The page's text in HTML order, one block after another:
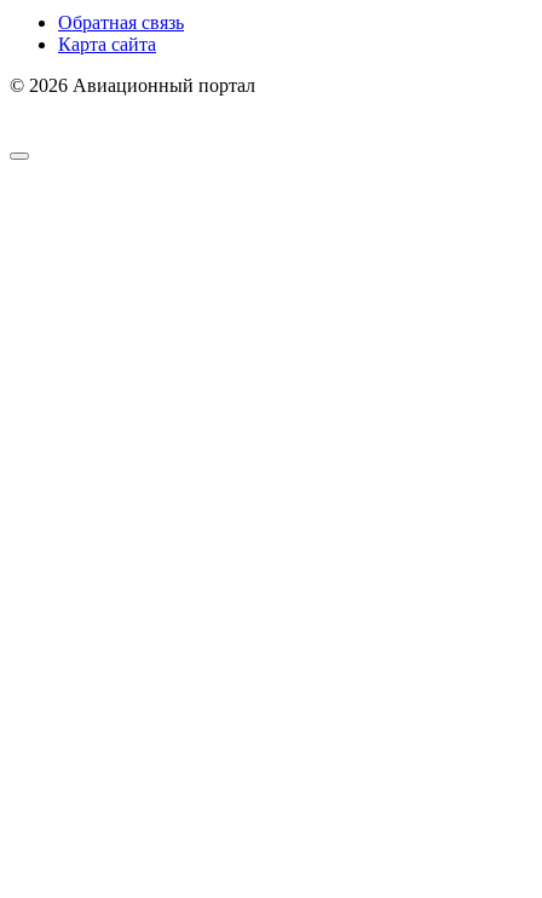
Обратная связь
Карта сайта
© 2026 Авиационный портал